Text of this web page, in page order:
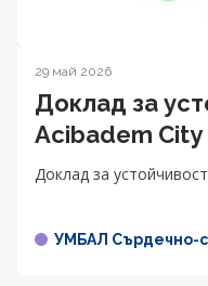
29 май 2026
Доклад за
Acibadem
Доклад за
УМБАЛ Сърдечно-